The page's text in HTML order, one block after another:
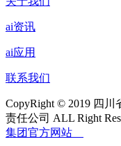
ai资讯
ai应用
联系我们
CopyRight © 2019 四
责任公司 ALL Right
集团官方网站